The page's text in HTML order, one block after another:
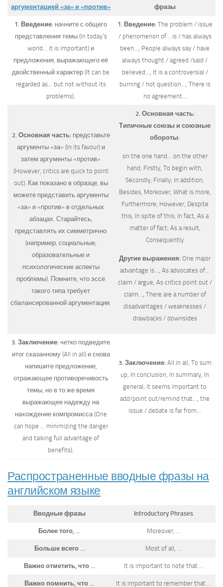
аргументацией «за» и «против»
фразы
1. Введение: начните с общего
представления темы (In today’s
world… it is important) и
предложения, выражающего её
двойственный характер (It can be
regarded as… but not without its
problems).
1. Введение: The problem / issue
/ phenomenon of… is / has always
been…, People always say / have
always thought / agreed /said /
believed…, It is a controversial /
burning / hot question…, There is
no agreement…
2. Основная часть:представьте
аргументы «за» (In its favour) и
затем аргументы «против»
(However, critics are quick to point
out). Как показано в образце, вы
можете представить аргументы
«за» и «против» в отдельных
абзацах. Старайтесь,
представлять их симметрично
(например, социальные,
образовательные и
психологические аспекты
проблемы). Помните, что эссе
такого типа требует
сбалансированной аргументации.
2. Основная часть:
Типичные союзы и союзные
обороты:
on the one hand… on the other
hand; Firstly, To begin with,
Secondly, Finally; In addition,
Besides, Moreover, What is more,
Furthermore; However, Despite
this, In spite of this; In fact, As a
matter of fact; As a result,
Consequently
Другие выражения: One major
advantage is…, As advocates of…
claim / argue, As critics point out /
claim…, There are a number of
disadvantages / weaknesses /
drawbacks / downsides
3. Заключение: четко подведите
итог сказанному (All in all) и снова
напишите предложение,
отражающее противоречивость
темы, но в то же время
выражающее надежду на
нахождение компромисса (One
can hope … minimizing the danger
and talking full advantage of
benefits).
3. Заключение: All in all, To sum
up, In conclusion, In summary, In
general; it seems important to
add/point out/remind that…, the
issue / debate is far from…
Распространенные вводные фразы на
английском языке
Вводные фразы Introductory Phrases
Более того, … Moreover, …
Больше всего … Most of all, …
Важно отметить, что … It is important to note that …
Важно помнить, что … It is important to remember that …